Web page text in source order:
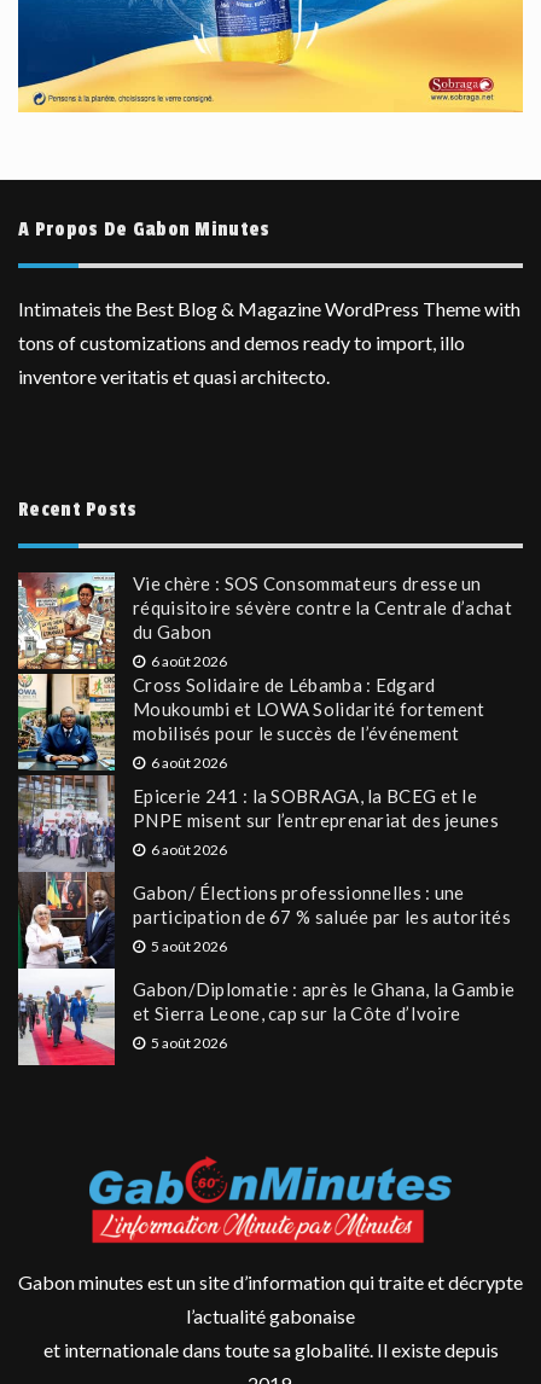
A Propos De Gabon Minutes
Intimateis the Best Blog & Magazine WordPress Theme with
tons of customizations and demos ready to import, illo
inventore veritatis et quasi architecto.
Recent Posts
Vie chère : SOS Consommateurs dresse un
réquisitoire sévère contre la Centrale d’achat
du Gabon
6 août 2026
Cross Solidaire de Lébamba : Edgard
Moukoumbi et LOWA Solidarité fortement
mobilisés pour le succès de l’événement
6 août 2026
Epicerie 241 : la SOBRAGA, la BCEG et le
PNPE misent sur l’entreprenariat des jeunes
6 août 2026
Gabon/ Élections professionnelles : une
participation de 67 % saluée par les autorités
5 août 2026
Gabon/Diplomatie : après le Ghana, la Gambie
et Sierra Leone, cap sur la Côte d’Ivoire
5 août 2026
Gabon minutes est un site d’information qui traite et décrypte
l’actualité gabonaise
et internationale dans toute sa globalité. Il existe depuis